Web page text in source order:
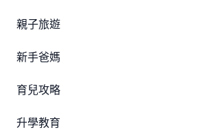
親子旅遊
新手爸媽
育兒攻略
升學教育